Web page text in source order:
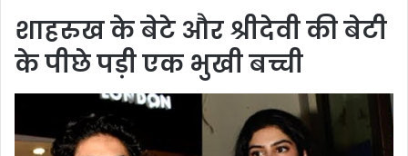
शाहरुख के बेटे और श्रीदेवी की बेटी
के पीछे पड़ी एक भुखी बच्ची